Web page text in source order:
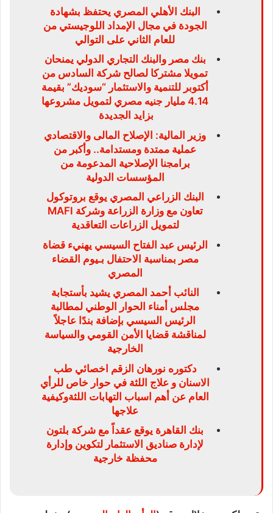
البنك الأهلي المصري يحتفظ بشهادة
الجودة في مجال الإمداد اللوجيستي من
للعام الثاني على التوالي
بنك مصر والبنك التجاري الدولي يمنحان
تمويلا مشتركا لصالح شركة السادس من
أكتوبر للتنمية والاستثمار “سوديك” بقيمة
4.14 مليار جنيه مصري لتمويل مشروعها
بزايد الجديدة
وزير المالية: الإصلاح المالى والاقتصادي
عملية ممتدة ومستدامة.. وأكبر من
برامجنا الإصلاحية المدعومة من
المؤسسات الدولية
البنك الزراعي المصري يوقع بروتوكول
تعاون مع وزارة الزراعة وشركة MAFI
لتمويل الزراعات التعاقدية
الرئيس عبد الفتاح السيسي يهنيء قضاة
مصر بمناسبة الاحتفال بـيوم القضاء
المصري
النائب أحمد المصري يشيد بأستجابة
مجلس أمناء الحوار الوطني لمطالبة
الرئيس السيسي بإضافة بندًا عاجلاً
لمناقشة قضايا الأمن القومي والسياسة
الخارجية
دكتوره نورهان الزقم اخصائي طب
الاسنان و علاج اللثة في حوار خاص للرأي
العام عن أهم اسباب التهابات اللثةوكيفية
علاجها
بنك القاهرة يوقع عقداً مع شركة بلتون
لإدارة صناديق الاستثمار لتكوين وإدارة
محفظة خارجية